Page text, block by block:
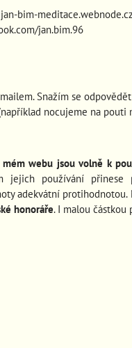
jan-bim-meditace.webnode.cz
jan.bim.96
Snažím se
nocujeme na pouti
mém webu jsou volně k
jejich používání přinese
adekvátní protihodnotou.
honoráře. I malou